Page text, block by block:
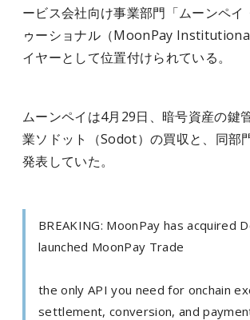
ービス会社向け事業部門「ムーンペイ
ゥーショナル（MoonPay
イヤーとして位置付けられている。
ムーンペイは4月29日、暗号資産の鍵
業ソドット（Sodot）の買収と、同部
発表していた。
BREAKING: MoonPay has acquired
launched MoonPay Trade
the only API you need for onchain
settlement, conversion, and